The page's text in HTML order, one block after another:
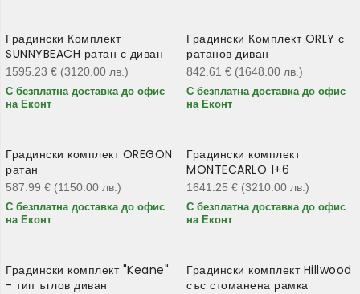
Градински Комплект
SUNNYBEACH ратан с диван
1595.23 € (3120.00 лв. )
С безплатна доставка до офис
на Еконт
Градински Комплект ORLY с
ратанов диван
842.61 € (1648.00 лв. )
С безплатна доставка до офис
на Еконт
Градински комплект OREGON
ратан
587.99 € (1150.00 лв. )
С безплатна доставка до офис
на Еконт
Градински комплект
MONTECARLO 1+6
1641.25 € (3210.00 лв. )
С безплатна доставка до офис
на Еконт
Градински комплект "Keane"
- тип ъглов диван
Градински комплект Hillwood
със стоманена рамка